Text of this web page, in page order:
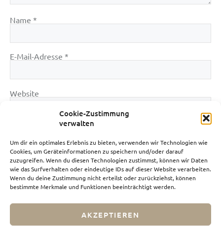
Cookie-Zustimmung
verwalten
Um dir ein optimales Erlebnis zu bieten, verwenden wir Technologien wie
Cookies, um Geräteinformationen zu speichern und/oder darauf
zuzugreifen. Wenn du diesen Technologien zustimmst, können wir Daten
wie das Surfverhalten oder eindeutige IDs auf dieser Website verarbeiten.
Wenn du deine Zustimmung nicht erteilst oder zurückziehst, können
bestimmte Merkmale und Funktionen beeinträchtigt werden.
AKZEPTIEREN
Name *
E-Mail-Adresse *
Website
Impressum Datenschutz